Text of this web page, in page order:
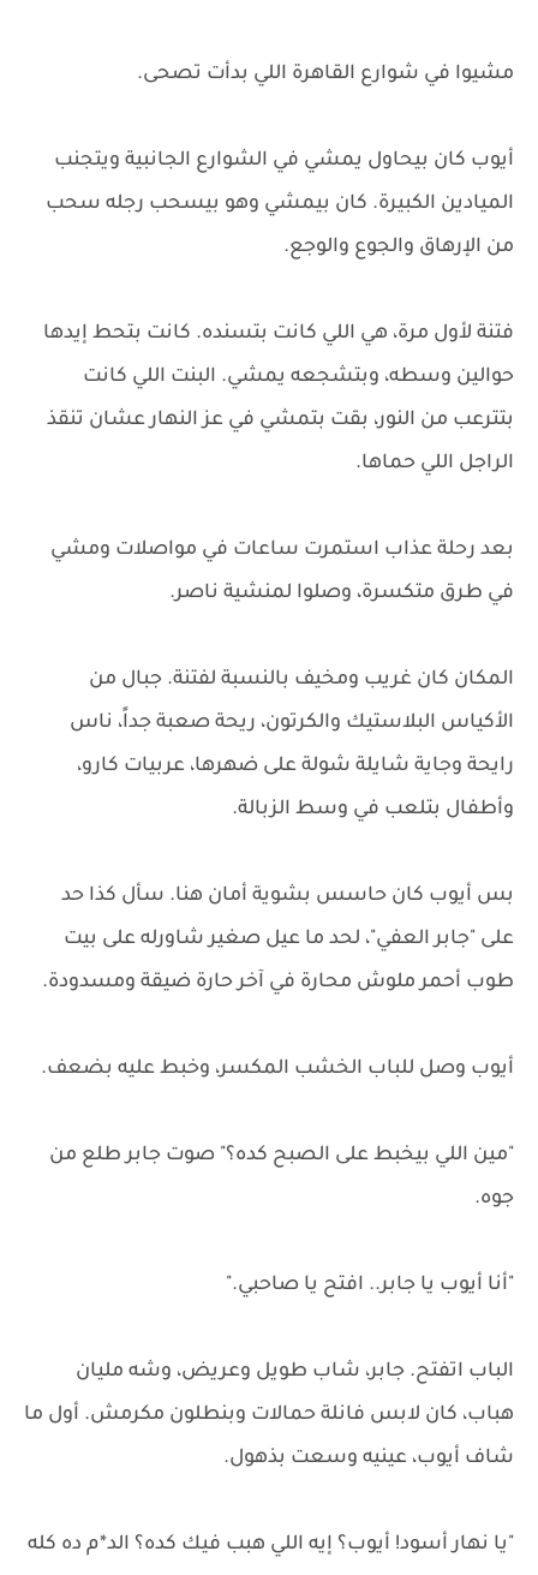
مشيوا في شوارع القاهرة اللي بدأت تصحى.
أيوب كان بيحاول يمشي في الشوارع الجانبية ويتجنب
الميادين الكبيرة. كان بيمشي وهو بيسحب رجله سحب
من الإرهاق والجوع والوجع.
فتنة لأول مرة، هي اللي كانت بتسنده. كانت بتحط إيدها
حوالين وسطه، وبتشجعه يمشي. البنت اللي كانت
بتترعب من النور، بقت بتمشي في عز النهار عشان تنقذ
الراجل اللي حماها.
بعد رحلة عذاب استمرت ساعات في مواصلات ومشي
في طرق متكسرة، وصلوا لمنشية ناصر.
المكان كان غريب ومخيف بالنسبة لفتنة. جبال من
الأكياس البلاستيك والكرتون، ريحة صعبة جداً، ناس
رايحة وجاية شايلة شولة على ضهرها، عربيات كارو،
وأطفال بتلعب في وسط الزبالة.
بس أيوب كان حاسس بشوية أمان هنا. سأل كذا حد
على "جابر العفي"، لحد ما عيل صغير شاورله على بيت
طوب أحمر ملوش محارة في آخر حارة ضيقة ومسدودة.
أيوب وصل للباب الخشب المكسر، وخبط عليه بضعف.
"مين اللي بيخبط على الصبح كده؟" صوت جابر طلع من
جوه.
"أنا أيوب يا جابر.. افتح يا صاحبي."
الباب اتفتح. جابر، شاب طويل وعريض، وشه مليان
هباب، كان لابس فانلة حمالات وبنطلون مكرمش. أول ما
شاف أيوب، عينيه وسعت بذهول.
"يا نهار أسود! أيوب؟ إيه اللي هبب فيك كده؟ الد*م ده كله